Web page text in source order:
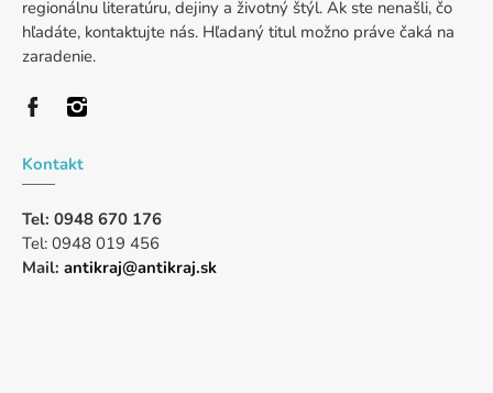
regionálnu literatúru, dejiny a životný štýl. Ak ste nenašli, čo
hľadáte, kontaktujte nás. Hľadaný titul možno práve čaká na
zaradenie.
Kontakt
Tel: 0948 670 176
Tel: 0948 019 456
Mail: antikraj@antikraj.sk